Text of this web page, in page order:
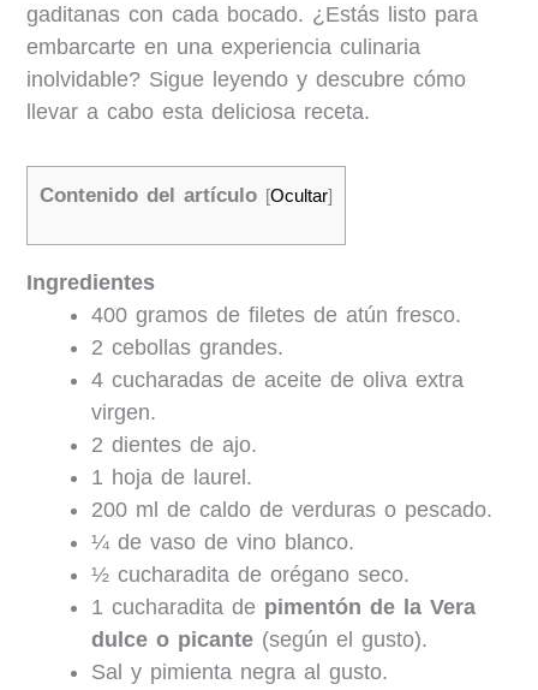
gaditanas con cada bocado. ¿Estás listo para
embarcarte en una experiencia culinaria
inolvidable? Sigue leyendo y descubre cómo
llevar a cabo esta deliciosa receta.
Contenido del artículo [Ocultar]
Ingredientes
400 gramos de filetes de atún fresco.
2 cebollas grandes.
4 cucharadas de aceite de oliva extra
virgen.
2 dientes de ajo.
1 hoja de laurel.
200 ml de caldo de verduras o pescado.
¼ de vaso de vino blanco.
½ cucharadita de orégano seco.
1 cucharadita de pimentón de la Vera
dulce o picante (según el gusto).
Sal y pimienta negra al gusto.